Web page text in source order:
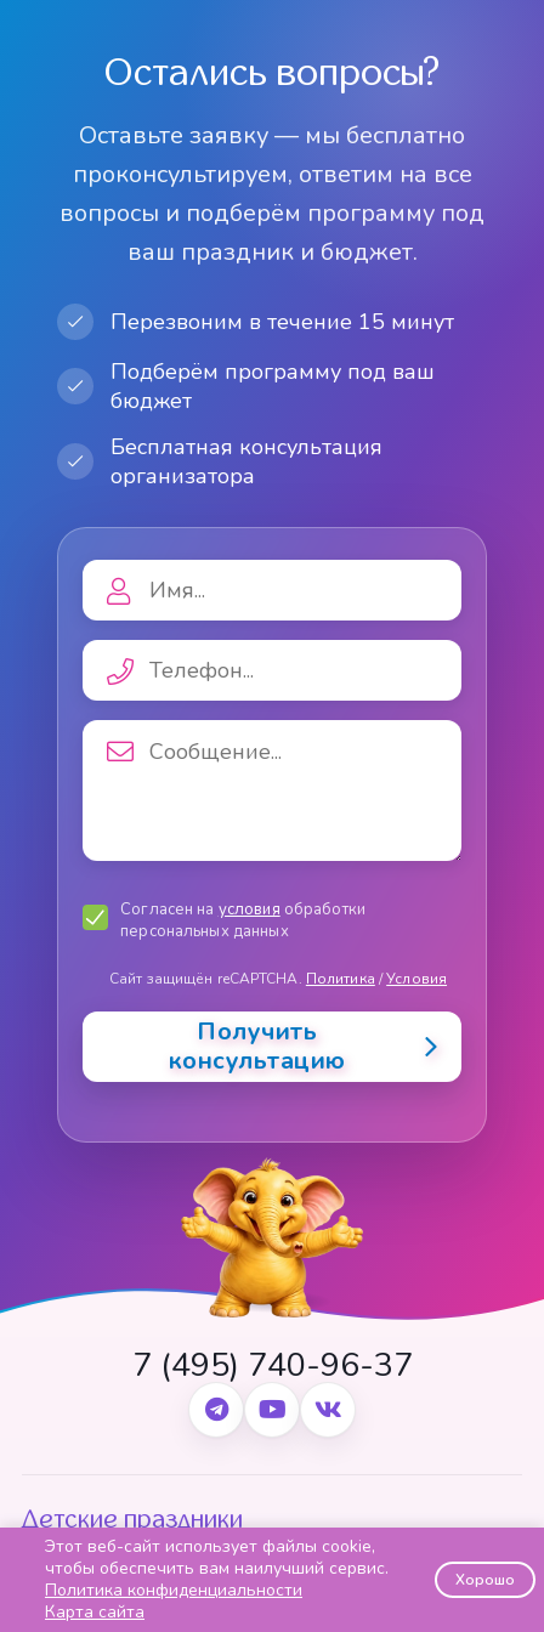
от 12 500 р от 10 000 р
от 11 500 р
от 10 500 р
Остались вопросы?
Оставьте заявку — мы бесплатно
проконсультируем, ответим на все
вопросы и подберём программу под
ваш праздник и бюджет.
Перезвоним в течение 15 минут
Подберём программу под ваш
бюджет
Бесплатная консультация
организатора
Согласен на условия обработки
персональных данных
Сайт защищён reCAPTCHA. Политика /Условия
Получить
консультацию
7 (495) 740-96-37
Детские праздники
Анимационные программы
Тематические вечеринки
Этот веб-сайт использует файлы cookie,
чтобы обеспечить вам наилучший сервис.
Политика конфиденциальности
Карта сайта
Хорошо